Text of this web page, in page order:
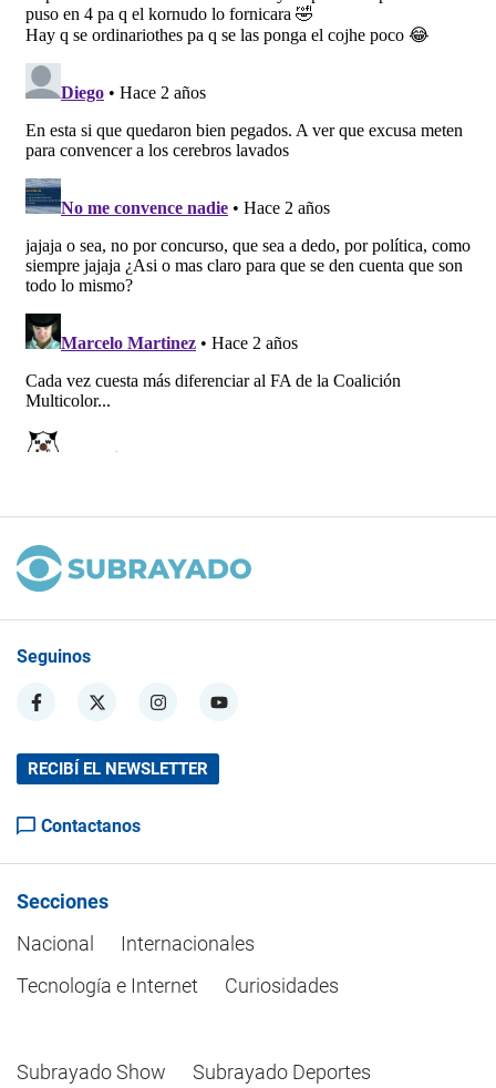
Seguinos
RECIBÍ EL NEWSLETTER
Contactanos
Secciones
Nacional
Internacionales
Tecnología e Internet
Curiosidades
Subrayado Show Subrayado Deportes